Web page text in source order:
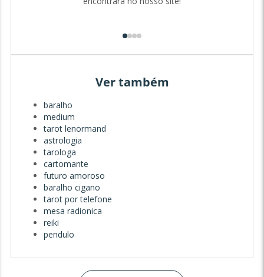
Muita luz para si e para os seus.
Ver também
baralho
medium
tarot lenormand
astrologia
tarologa
cartomante
futuro amoroso
baralho cigano
tarot por telefone
mesa radionica
reiki
pendulo